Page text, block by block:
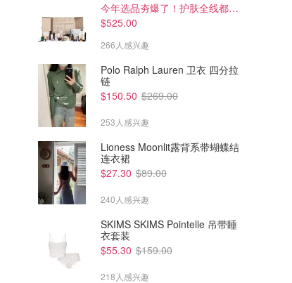
$20.00
UGG Australia LW 羔羊毛掸子
$79.00
款
今年选品夯爆了！护肤全线都很绝
$525.00
266人感兴趣
Polo Ralph Lauren 卫衣 四分拉
链
$150.50 $269.00
253人感兴趣
Lioness Moonlit露背系带蝴蝶结
连衣裙
$27.30 $89.00
240人感兴趣
SKIMS SKIMS Pointelle 吊带睡
衣套装
$55.30 $159.00
218人感兴趣